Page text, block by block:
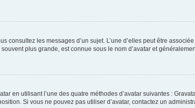
consultez les messages d’un sujet. L’une d’elles peut être
plus grande, est connue sous le nom d’avatar et
en utilisant l’une des quatre méthodes d’avatar suivantes :
Si vous ne pouvez pas utiliser d’avatar, contactez un